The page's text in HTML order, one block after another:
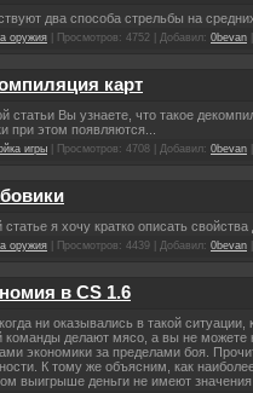
два способа стрельбы на
оружия | Просмотров: 4752 | Добавил: 0bevan
карт
статьи Вы узнаете, что такое
при этом появляются...
игры | Просмотров: 4708 | Добавил: 0bevan
статье я хочу кратко описать
оружия | Просмотров: 4439 | Добавил: 0bevan
в CS 1.6
ни оказывались в такой
команды делают мясо, а вы не можете
экономики за пределами боя.
К тому же объясним, как
выигрыше деньги не имеют